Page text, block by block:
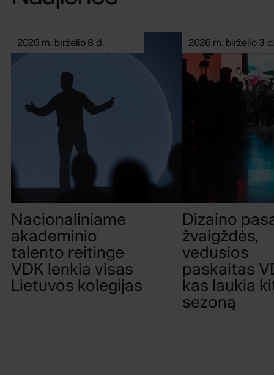
Nacionaliniame
akademinio
talento reitinge
VDK lenkia visas
Lietuvos kolegijas
Dizaino
žvaigždės,
vedusios
paskaitas
kas laukia
sezoną